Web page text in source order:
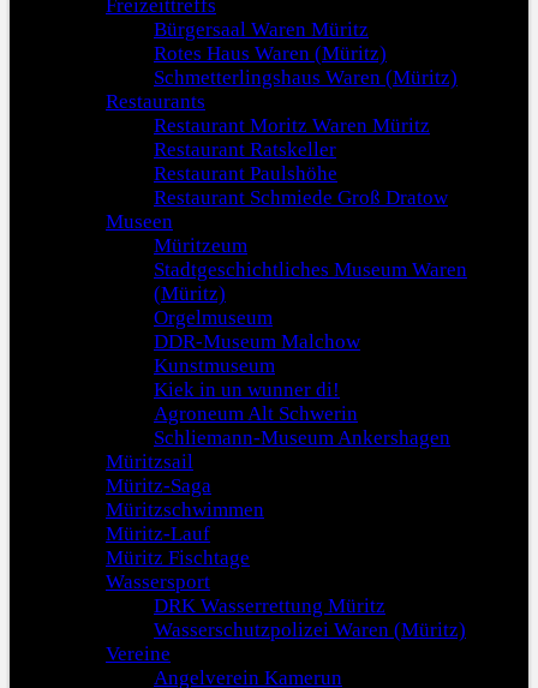
Freizeittreffs
Bürgersaal Waren Müritz
Rotes Haus Waren (Müritz)
Schmetterlingshaus Waren (Müritz)
Restaurants
Restaurant Moritz Waren Müritz
Restaurant Ratskeller
Restaurant Paulshöhe
Restaurant Schmiede Groß Dratow
Museen
Müritzeum
Stadtgeschichtliches Museum Waren
(Müritz)
Orgelmuseum
DDR-Museum Malchow
Kunstmuseum
Kiek in un wunner di!
Agroneum Alt Schwerin
Schliemann-Museum Ankershagen
Müritzsail
Müritz-Saga
Müritzschwimmen
Müritz-Lauf
Müritz Fischtage
Wassersport
DRK Wasserrettung Müritz
Wasserschutzpolizei Waren (Müritz)
Vereine
Angelverein Kamerun